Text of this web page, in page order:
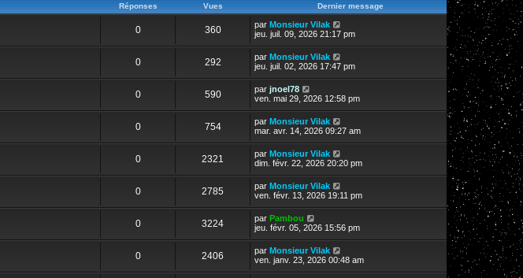
e
Réponses Vues Dernier message
0 360 par Monsieur Vilak
jeu. juil. 09, 2026 21:17 pm
0 292 par Monsieur Vilak
jeu. juil. 02, 2026 17:47 pm
0 590 par jnoel78
ven. mai 29, 2026 12:58 pm
0 754 par Monsieur Vilak
mar. avr. 14, 2026 09:27 am
0 2321 par Monsieur Vilak
dim. févr. 22, 2026 20:20 pm
0 2785 par Monsieur Vilak
ven. févr. 13, 2026 19:11 pm
0 3224 par Pambou
jeu. févr. 05, 2026 15:56 pm
0 2406 par Monsieur Vilak
ven. janv. 23, 2026 00:48 am